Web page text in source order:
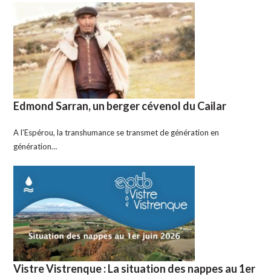
Edmond Sarran, un berger cévenol du Cailar
A l’Espérou, la transhumance se transmet de génération en
génération…
Vistre Vistrenque : La situation des nappes au 1er